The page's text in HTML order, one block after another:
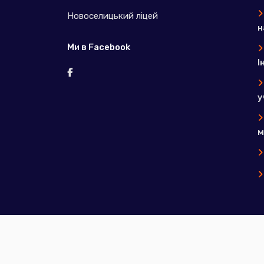
Новоселицький ліцей
Ми в Facebook